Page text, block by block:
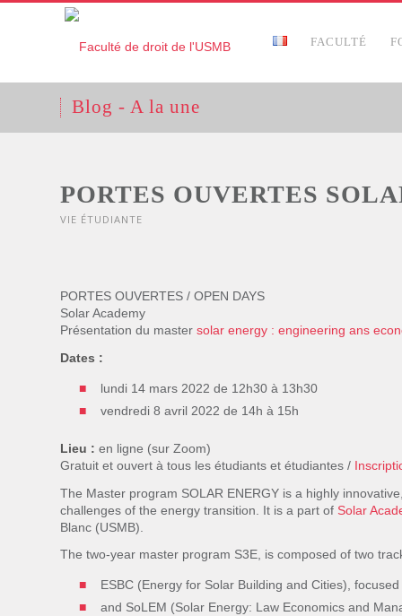
FACULTÉ
Blog - A la une
PORTES OUVERTES
VIE ÉTUDIANTE
PORTES OUVERTES / OPEN DAYS
Solar Academy
Présentation du master solar energy : engineering ans
Dates :
lundi 14 mars 2022 de 12h30 à 13h30
vendredi 8 avril 2022 de 14h à 15h
Lieu : en ligne (sur Zoom)
Gratuit et ouvert à tous les étudiants et étudiantes /
The Master program SOLAR ENERGY is a highly
challenges of the energy transition. It is a part of Solar
Blanc (USMB).
The two-year master program S3E, is composed of two
ESBC (Energy for Solar Building and Cities),
and SoLEM (Solar Energy: Law Economics and